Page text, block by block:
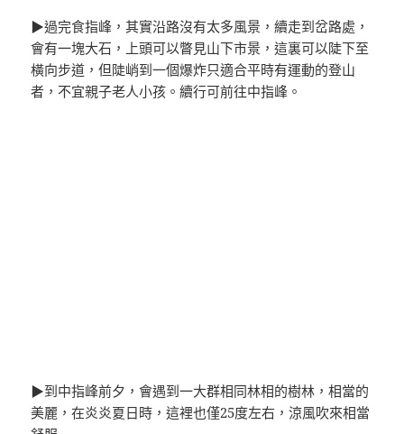
▶過完食指峰，其實沿路沒有太多風景，續走到岔路處，
會有一塊大石，上頭可以瞥見山下市景，這裏可以陡下至
橫向步道，但陡峭到一個爆炸只適合平時有運動的登山
者，不宜親子老人小孩。續行可前往中指峰。
▶到中指峰前夕，會遇到一大群相同林相的樹林，相當的
美麗，在炎炎夏日時，這裡也僅25度左右，涼風吹來相當